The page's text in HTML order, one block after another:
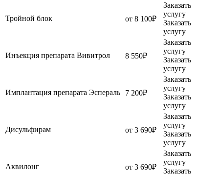
Тройной блок от 8 100₽
Заказать
услугу
Заказать
услугу
Инъекция препарата Вивитрол 8 550₽
Заказать
услугу
Заказать
услугу
Имплантация препарата Эспераль 7 200₽
Заказать
услугу
Заказать
услугу
Дисульфирам от 3 690₽
Заказать
услугу
Заказать
услугу
Аквилонг от 3 690₽
Заказать
услугу
Заказать